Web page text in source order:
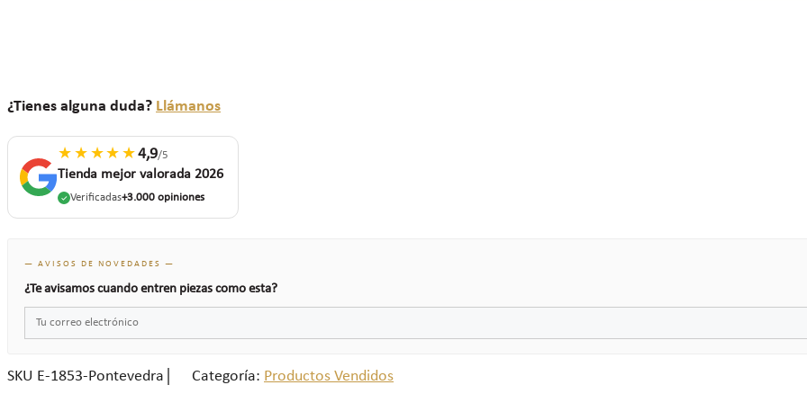
¿Tienes alguna duda? Llámanos
★★★★★4,9/5
Tienda mejor valorada 2026
Verificadas+3.000 opiniones
— AVISOS DE NOVEDADES —
¿Te avisamos cuando entren piezas como esta?
SKU E-1853-Pontevedra Categoría: Productos Vendidos